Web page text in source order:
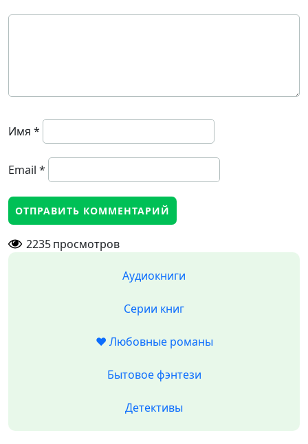
Имя *
Email *
2235просмотров
Аудиокниги
Серии книг
❤️ Любовные романы
Бытовое фэнтези
Детективы